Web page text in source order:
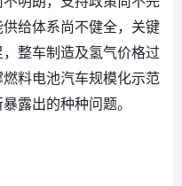
给体系尚不健全，关键
整车制造及氢气价格过
料电池汽车规模化示范
露出的种种问题。